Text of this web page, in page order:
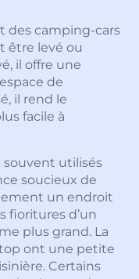
des camping-cars
être levé ou
il offre une
de
il rend le
facile à
souvent utilisés
soucieux de
un endroit
fioritures d’un
plus grand. La
ont une petite
Certains